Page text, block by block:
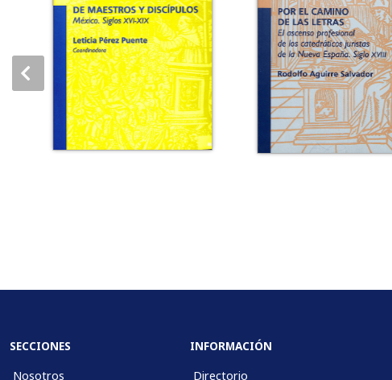
SECCIONES
Nosotros
INFORMACIÓN
Directorio